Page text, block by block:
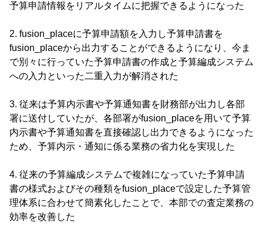
予算申請情報をリアルタイムに把握できるようになった
2. fusion_placeに予算申請額を入力し予算申請書を
fusion_placeから出力することができるようになり、今ま
で別々に行っていた予算申請書の作成と予算編成システム
への入力といった二重入力が解消された
3. 従来は予算内示書や予算通知書を財務部が出力し各部
署に送付していたが、各部署がfusion_placeを用いて予算
内示書や予算通知書を直接確認し出力できるようになった
ため、予算内示・通知に係る業務の省力化を実現した
4. 従来の予算編成システムで複雑になっていた予算申請
書の様式およびその種類をfusion_placeで設定した予算管
理体系に合わせて簡素化したことで、本部での査定業務の
効率を改善した